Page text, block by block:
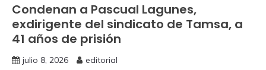
Condenan a Pascual Lagunes,
exdirigente del sindicato de Tamsa, a
41 años de prisión
julio 8, 2026 editorial